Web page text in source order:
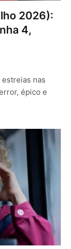
2026):
4,
nas
épico e